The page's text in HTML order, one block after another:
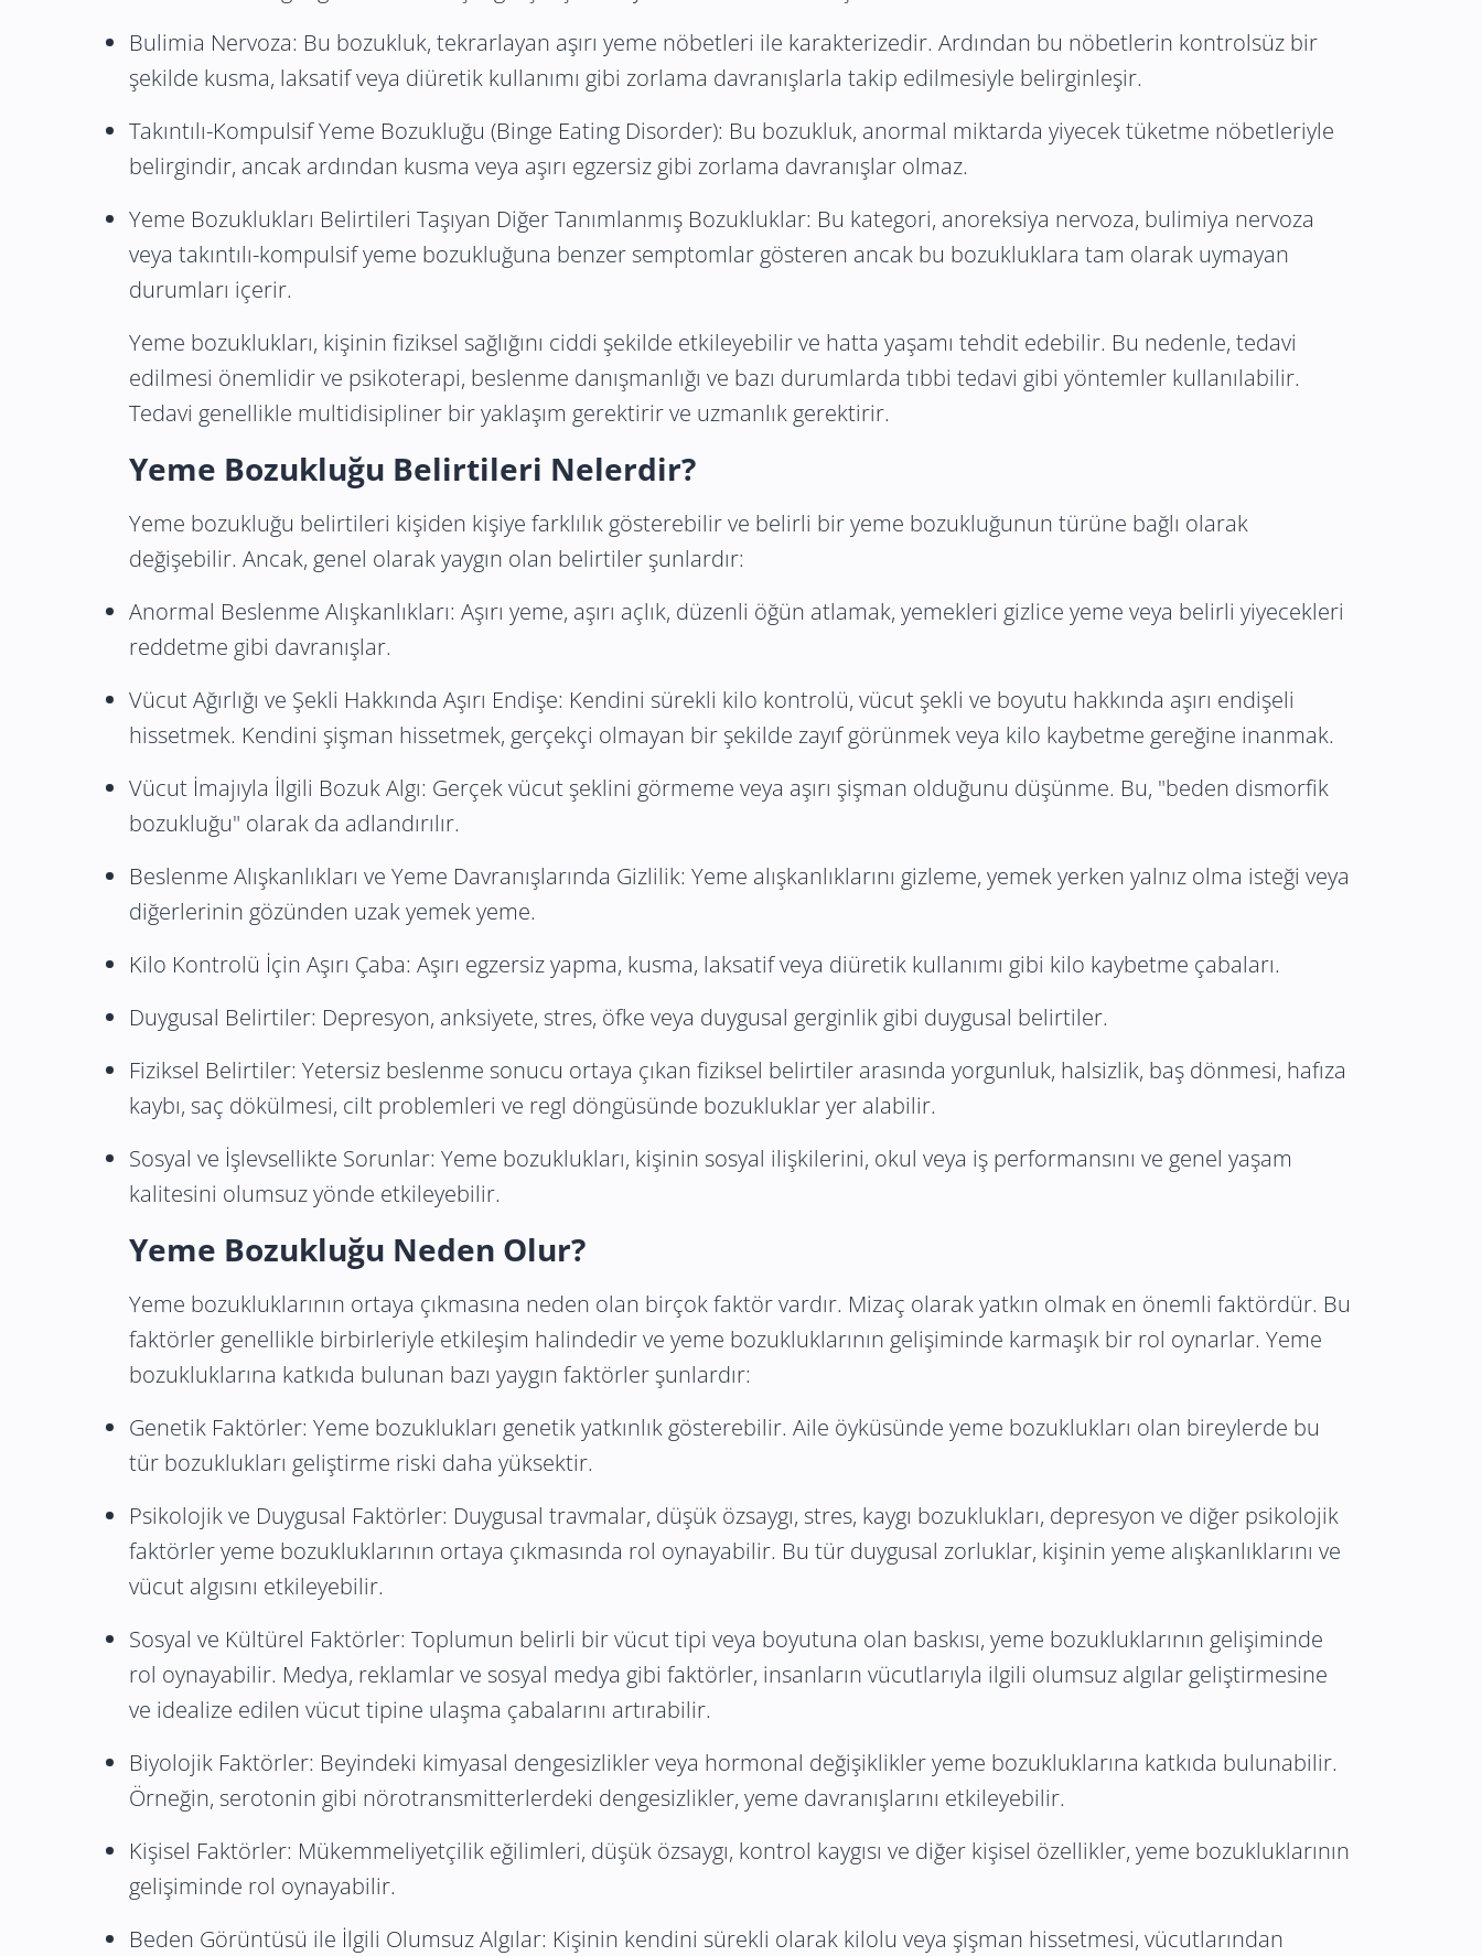
Bulimia Nervoza: Bu bozukluk, tekrarlayan aşırı yeme nöbetleri ile karakterizedir. Ardından bu nöbetlerin kontrolsüz bir
şekilde kusma, laksatif veya diüretik kullanımı gibi zorlama davranışlarla takip edilmesiyle belirginleşir.
Takıntılı-KompulsifYeme Bozukluğu (Binge Eating Disorder): Bu bozukluk, anormal miktarda yiyecek tüketme nöbetleriyle
belirgindir, ancak ardından kusma veya aşırı egzersiz gibi zorlama davranışlar olmaz.
Yeme Bozuklukları Belirtileri Taşıyan Diğer Tanımlanmış Bozukluklar: Bu kategori, anoreksiya nervoza, bulimiya nervoza
veya takıntılı-kompulsif yeme bozukluğuna benzer semptomlar gösteren ancak bu bozukluklara tam olarak uymayan
durumları içerir.
Yeme bozuklukları, kişinin fiziksel sağlığını ciddi şekilde etkileyebilir ve hatta yaşamı tehdit edebilir. Bu nedenle, tedavi
edilmesi önemlidir ve psikoterapi, beslenme danışmanlığı ve bazı durumlarda tıbbi tedavi gibi yöntemler kullanılabilir.
Tedavi genellikle multidisipliner bir yaklaşım gerektirir ve uzmanlık gerektirir.
Yeme Bozukluğu Belirtileri Nelerdir?
Yeme bozukluğu belirtileri kişiden kişiye farklılık gösterebilir ve belirli bir yeme bozukluğunun türüne bağlı olarak
değişebilir. Ancak, genel olarak yaygın olan belirtiler şunlardır:
Anormal Beslenme Alışkanlıkları: Aşırı yeme, aşırı açlık, düzenli öğün atlamak, yemekleri gizlice yeme veya belirli yiyecekleri
reddetme gibi davranışlar.
Vücut Ağırlığı ve Şekli Hakkında Aşırı Endişe: Kendini sürekli kilo kontrolü, vücut şekli ve boyutu hakkında aşırı endişeli
hissetmek. Kendini şişman hissetmek, gerçekçi olmayan bir şekilde zayıf görünmek veya kilo kaybetme gereğine inanmak.
Vücut İmajıyla İlgili Bozuk Algı: Gerçek vücut şeklini görmeme veya aşırı şişman olduğunu düşünme. Bu, "beden dismorfik
bozukluğu" olarak da adlandırılır.
Beslenme Alışkanlıkları ve Yeme Davranışlarında Gizlilik: Yeme alışkanlıklarını gizleme, yemek yerken yalnız olma isteği veya
diğerlerinin gözünden uzak yemek yeme.
Kilo Kontrolü İçin Aşırı Çaba: Aşırı egzersiz yapma, kusma, laksatif veya diüretik kullanımı gibi kilo kaybetme çabaları.
Duygusal Belirtiler: Depresyon, anksiyete, stres, öfke veya duygusal gerginlik gibi duygusal belirtiler.
Fiziksel Belirtiler: Yetersiz beslenme sonucu ortaya çıkan fiziksel belirtiler arasında yorgunluk, halsizlik, baş dönmesi, hafıza
kaybı, saç dökülmesi, cilt problemleri ve regl döngüsünde bozukluklar yer alabilir.
Sosyal ve İşlevsellikte Sorunlar: Yeme bozuklukları, kişinin sosyal ilişkilerini, okul veya iş performansını ve genel yaşam
kalitesini olumsuz yönde etkileyebilir.
Yeme Bozukluğu Neden Olur?
Yeme bozukluklarının ortaya çıkmasına neden olan birçok faktör vardır. Mizaç olarak yatkın olmak en önemli faktördür. Bu
faktörler genellikle birbirleriyle etkileşim halindedir ve yeme bozukluklarının gelişiminde karmaşık bir rol oynarlar. Yeme
bozukluklarına katkıda bulunan bazı yaygın faktörler şunlardır:
Genetik Faktörler: Yeme bozuklukları genetik yatkınlık gösterebilir. Aile öyküsünde yeme bozuklukları olan bireylerde bu
tür bozuklukları geliştirme riski daha yüksektir.
Psikolojik ve Duygusal Faktörler: Duygusal travmalar, düşük özsaygı, stres, kaygı bozuklukları, depresyon ve diğer psikolojik
faktörler yeme bozukluklarının ortaya çıkmasında rol oynayabilir. Bu tür duygusal zorluklar, kişinin yeme alışkanlıklarını ve
vücut algısını etkileyebilir.
Sosyal ve Kültürel Faktörler: Toplumun belirli bir vücut tipi veya boyutuna olan baskısı, yeme bozukluklarının gelişiminde
rol oynayabilir. Medya, reklamlar ve sosyal medya gibi faktörler, insanların vücutlarıyla ilgili olumsuz algılar geliştirmesine
ve idealize edilen vücut tipine ulaşma çabalarını artırabilir.
Biyolojik Faktörler: Beyindeki kimyasal dengesizlikler veya hormonal değişiklikler yeme bozukluklarına katkıda bulunabilir.
Örneğin, serotonin gibi nörotransmitterlerdeki dengesizlikler, yeme davranışlarını etkileyebilir.
Kişisel Faktörler: Mükemmeliyetçilik eğilimleri, düşük özsaygı, kontrol kaygısı ve diğer kişisel özellikler, yeme bozukluklarının
gelişiminde rol oynayabilir.
Beden Görüntüsü ile İlgili Olumsuz Algılar: Kişinin kendini sürekli olarak kilolu veya şişman hissetmesi, vücutlarından